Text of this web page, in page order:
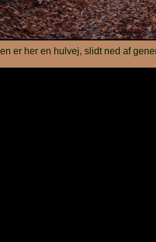
er her en hulvej, slidt ned af